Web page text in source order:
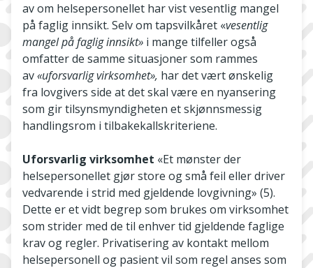
av om helsepersonellet har vist vesentlig mangel
på faglig innsikt. Selv om tapsvilkåret «vesentlig
mangel på faglig innsikt» i mange tilfeller også
omfatter de samme situasjoner som rammes
av«uforsvarlig virksomhet», har det vært ønskelig
fra lovgivers side at det skal være en nyansering
som gir tilsynsmyndigheten et skjønnsmessig
handlingsrom i tilbakekallskriteriene.
Uforsvarlig virksomhet «Et mønster der
helsepersonellet gjør store og små feil eller driver
vedvarende i strid med gjeldende lovgivning» (5).
Dette er et vidt begrep som brukes om virksomhet
som strider med de til enhver tid gjeldende faglige
krav og regler. Privatisering av kontakt mellom
helsepersonell og pasient vil som regel anses som